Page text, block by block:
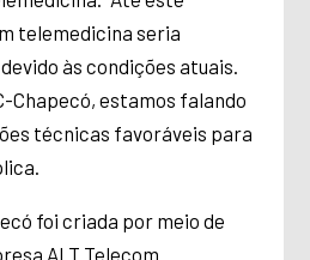
telemedicina seria
às condições atuais.
Chapecó, estamos falando
técnicas favoráveis para
foi criada por meio de
ALT Telecom